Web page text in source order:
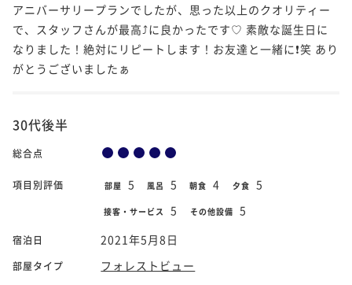
アニバーサリープランでしたが、思った以上のクオリティー
で、スタッフさんが最高⤴️に良かったです♡ 素敵な誕生日に
なりました！絶対にリピートします！お友達と一緒に❗️笑 あり
がとうございましたぁ
30代後半
総合点
項目別評価 部屋 5 風呂 5 朝食 4 夕食 5
接客・サービス 5 その他設備 5
宿泊日 2021年5月8日
部屋タイプ
フォレストビュー